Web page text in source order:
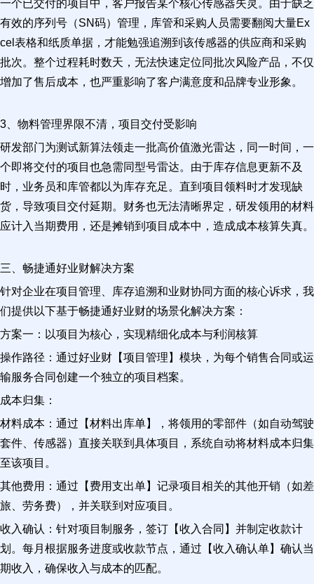
一个已交付的项目中，客户报告某个核心传感器失灵。由于缺乏
有效的序列号（SN码）管理，库管和采购人员需要翻阅大量Ex
cel表格和纸质单据，才能勉强追溯到该传感器的供应商和采购
批次。整个过程耗时数天，无法快速定位同批次风险产品，不仅
增加了售后成本，也严重影响了客户满意度和品牌专业形象。
3、物料管理界限不清，项目交付受影响
研发部门为测试新算法领走一批高价值激光雷达，同一时间，一
个即将交付的项目也急需同型号雷达。由于库存信息更新不及
时，业务员和库管都以为库存充足。直到项目领料时才发现缺
货，导致项目交付延期。财务也无法清晰界定，研发领用的材料
应计入当期费用，还是摊销到项目成本中，造成成本核算失真。
三、畅捷通好业财解决方案
针对企业在项目管理、库存追溯和业财协同方面的核心诉求，我
们提供以下基于畅捷通好业财的场景化解决方案：
方案一：以项目为核心，实现精细化成本与利润核算
操作路径：通过好业财【项目管理】模块，为每个销售合同或运
输服务合同创建一个独立的项目档案。
成本归集：
材料成本：通过【材料出库单】，将领用的零部件（如自动驾驶
套件、传感器）直接关联到具体项目，系统自动将材料成本归集
至该项目。
其他费用：通过【费用支出单】记录项目相关的其他开销（如差
旅、劳务费），并关联到对应项目。
收入确认：针对项目制服务，签订【收入合同】并制定收款计
划。每月根据服务进度或收款节点，通过【收入确认单】确认当
期收入，确保收入与成本的匹配。